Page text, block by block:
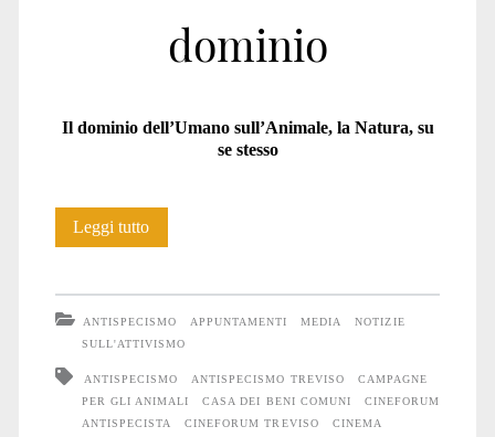
dominio
Il dominio dell’Umano sull’Animale, la Natura, su
se stesso
Leggi tuttoRassegna
dominio”
a
Treviso:
ANTISPECISMO APPUNTAMENTI MEDIA
NOTIZIE
SULL'ATTIVISMO
ANTISPECISMO ANTISPECISMO TREVISO
CAMPAGNE
PER GLI ANIMALI
CASA DEI BENI COMUNI
CINEFORUM
ANTISPECISTA
CINEFORUM TREVISO
CINEMA